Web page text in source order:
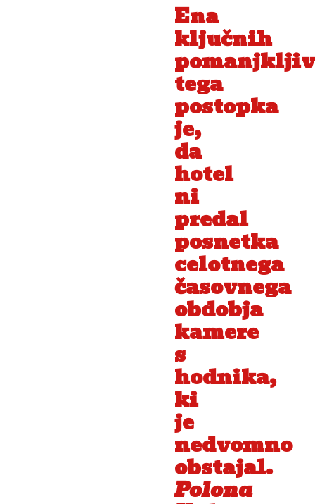
Ena
ključnih
tega
postopka
je,
da
hotel
ni
predal
posnetka
celotnega
časovnega
obdobja
kamere
s
hodnika,
ki
je
nedvomno
obstajal.
Polona